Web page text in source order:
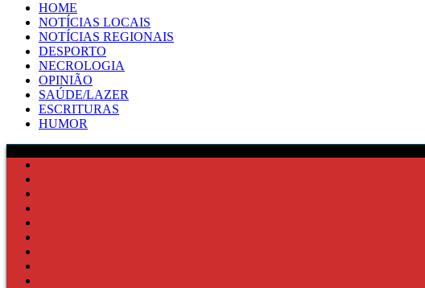
HOME
NOTÍCIAS LOCAIS
NOTÍCIAS REGIONAIS
DESPORTO
NECROLOGIA
OPINIÃO
SAÚDE/LAZER
ESCRITURAS
HUMOR